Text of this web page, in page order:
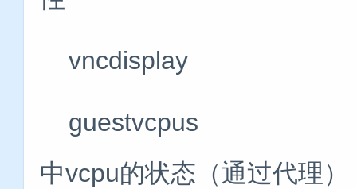
vncdisplay
guestvcpus #查
中vcpu的状态（通过代理）